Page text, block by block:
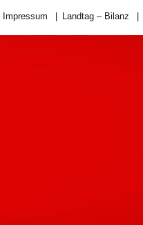
Impressum Landtag – Bilanz